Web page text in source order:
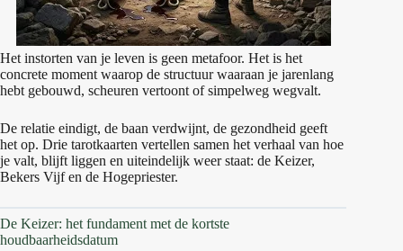
Het instorten van je leven is geen metafoor. Het is het
concrete moment waarop de structuur waaraan je jarenlang
hebt gebouwd, scheuren vertoont of simpelweg wegvalt.
De relatie eindigt, de baan verdwijnt, de gezondheid geeft
het op. Drie tarotkaarten vertellen samen het verhaal van hoe
je valt, blijft liggen en uiteindelijk weer staat: de Keizer,
Bekers Vijf en de Hogepriester.
De Keizer: het fundament met de kortste
houdbaarheidsdatum